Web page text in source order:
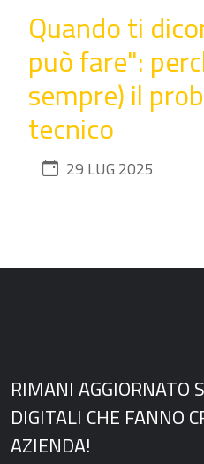
Quando ti
può fare":
sempre) il
tecnico
29 LUG 2025
RIMANI AGGIORNATO
DIGITALI CHE FANNO
AZIENDA!